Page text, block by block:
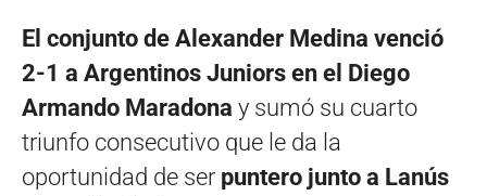
El conjunto de Alexander Medina venció
2-1 a Argentinos Juniors en el Diego
Armando Maradona y sumó su cuarto
triunfo consecutivo que le da la
oportunidad de ser puntero junto a Lanús